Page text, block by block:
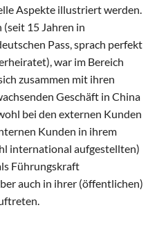
Aspekte illustriert werden.
(seit 15 Jahren in
Pass, sprach perfekt
war im Bereich
zusammen mit ihren
Geschäft in China
bei den externen Kunden
Kunden in ihrem
international aufgestellten)
Führungskraft
auch in ihrer (öffentlichen)